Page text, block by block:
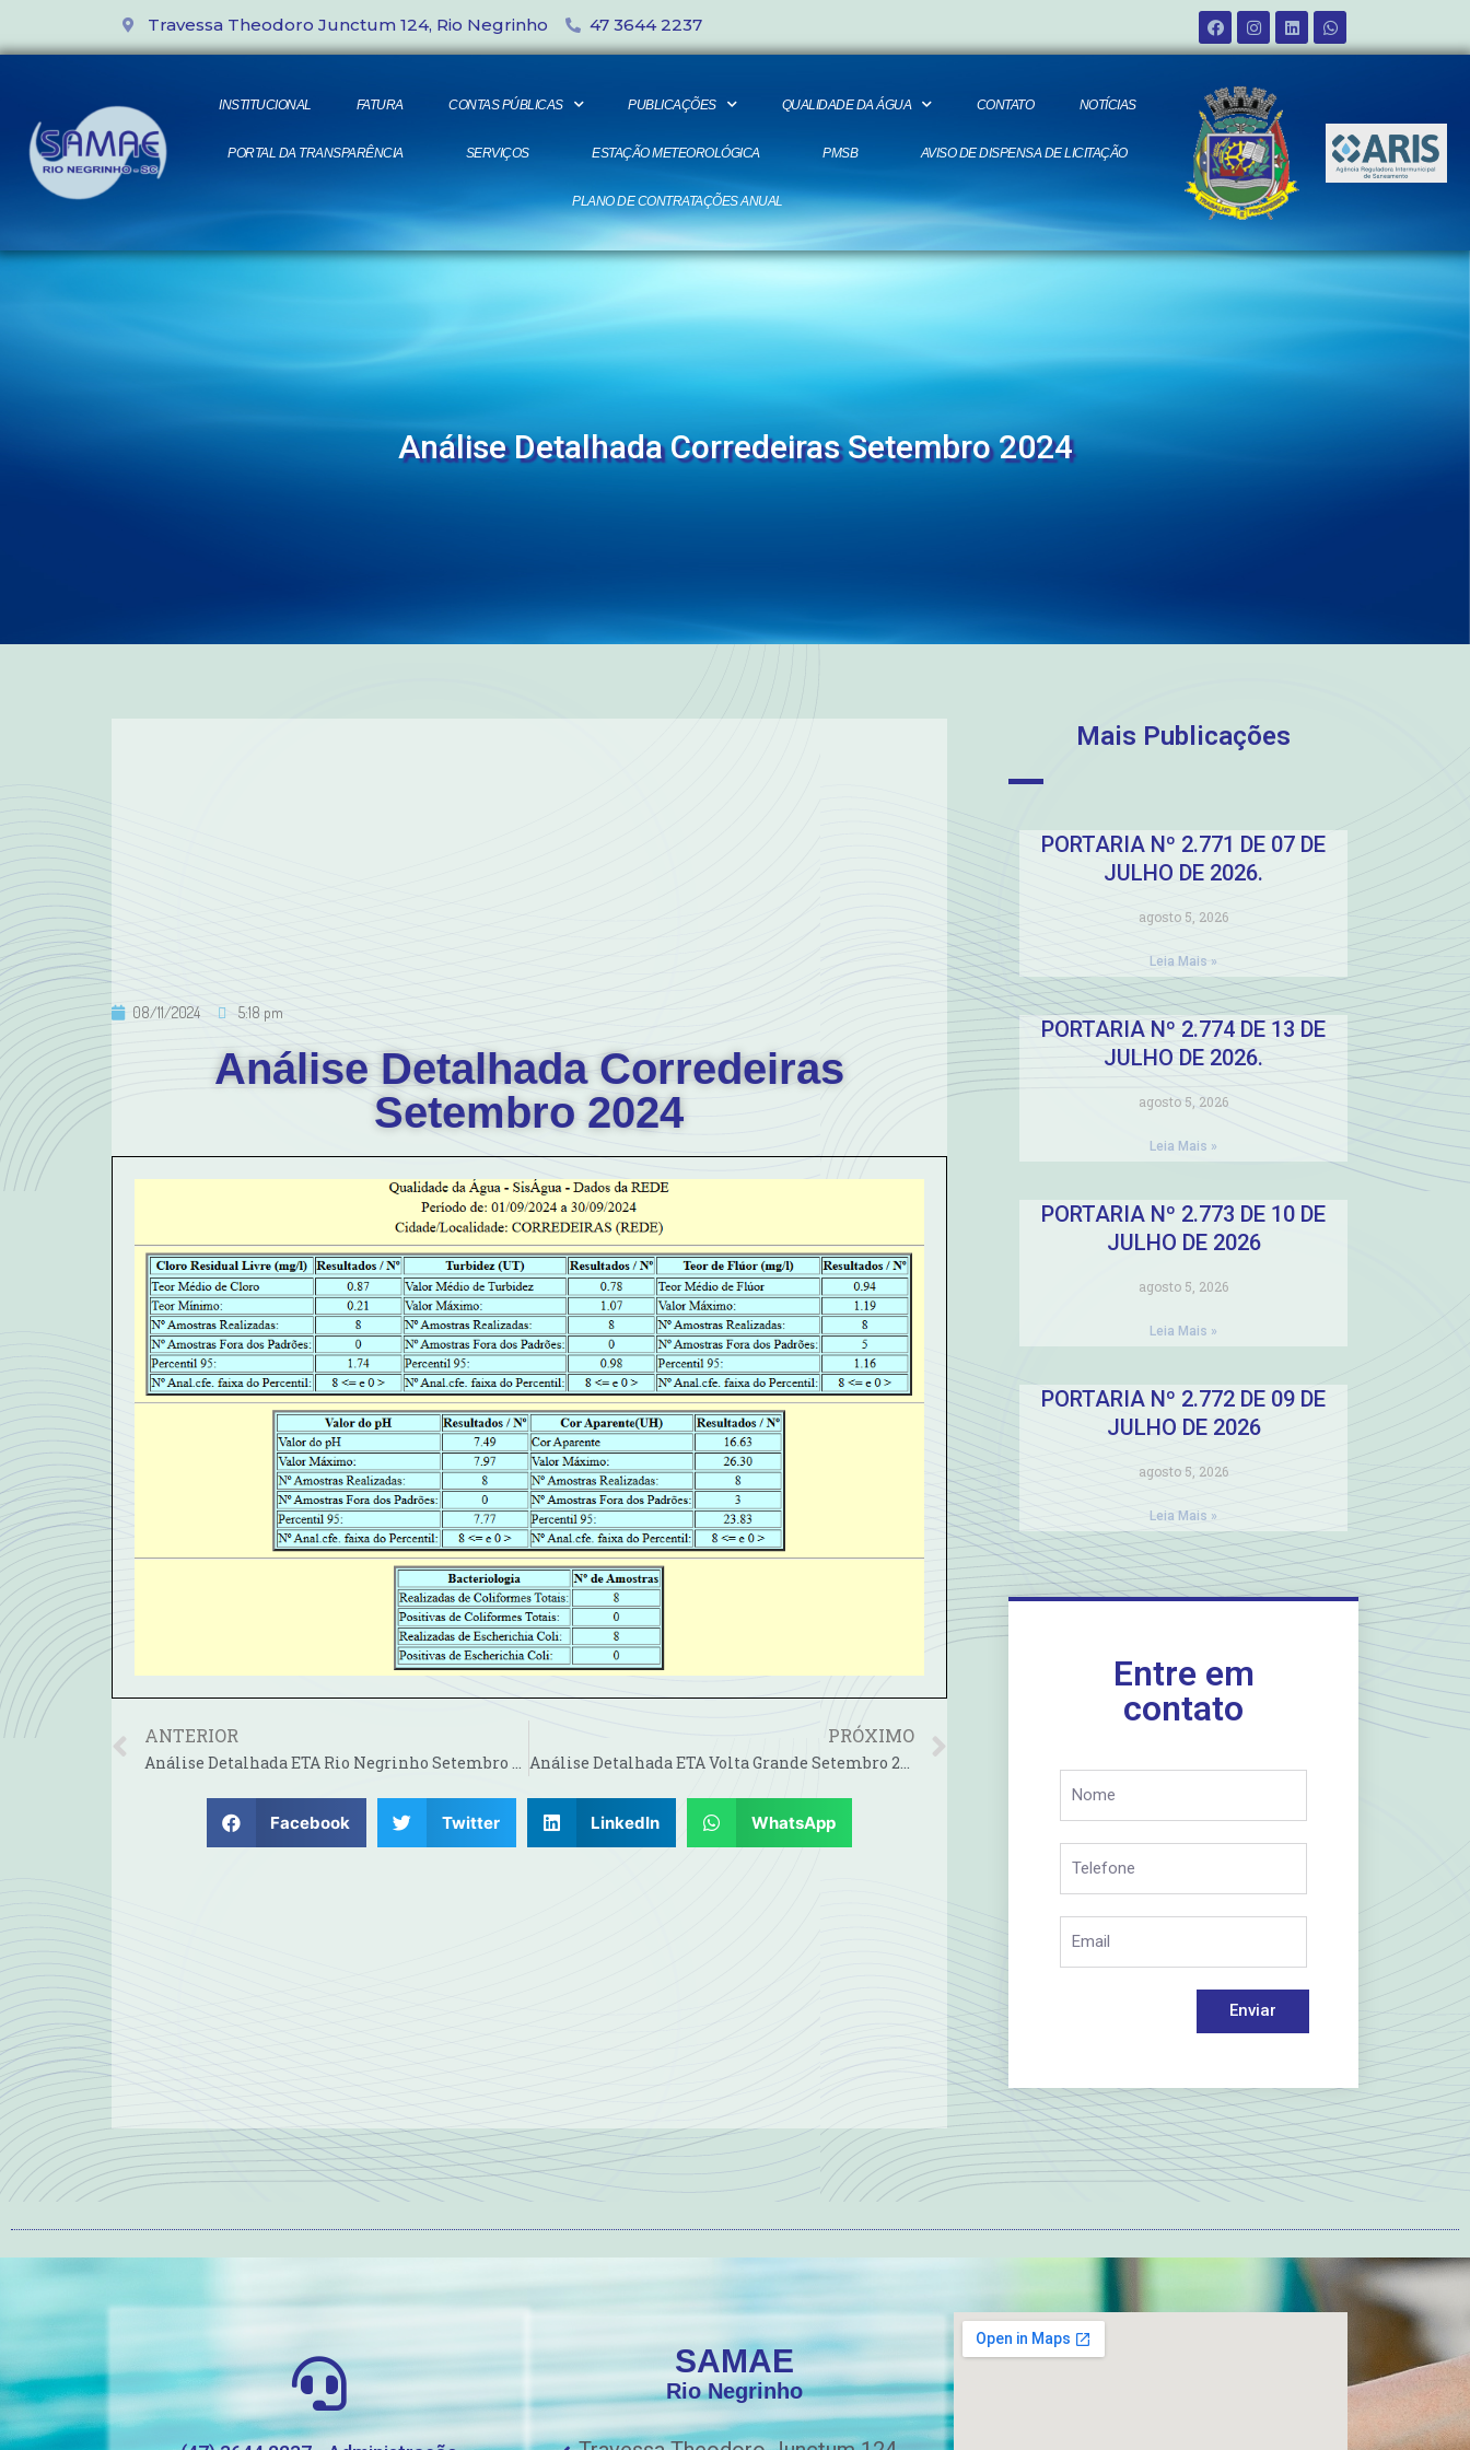
Travessa Theodoro Junctum 124, Rio Negrinho 47 3644 2237
INSTITUCIONAL FATURA CONTAS PÚBLICAS PUBLICAÇÕES QUALIDADE DA ÁGUA CONTATO NOTÍCIAS
PORTAL DA TRANSPARÊNCIA SERVIÇOS ESTAÇÃO METEOROLÓGICA PMSB AVISO DE DISPENSA DE LICITAÇÃO
PLANO DE CONTRATAÇÕES ANUAL
Análise Detalhada Corredeiras Setembro 2024
08/11/2024 5:18 pm
Análise Detalhada Corredeiras
Setembro 2024
ANTERIOR
Análise Detalhada ETA Rio Negrinho Setembro 2024
PRÓXIMO
Análise Detalhada ETA Volta Grande Setembro 2024
Facebook Twitter LinkedIn WhatsApp
Mais Publicações
PORTARIA Nº 2.771 DE 07 DE
JULHO DE 2026.
agosto 5, 2026
Leia Mais »
PORTARIA Nº 2.774 DE 13 DE
JULHO DE 2026.
agosto 5, 2026
Leia Mais »
PORTARIA Nº 2.773 DE 10 DE
JULHO DE 2026
agosto 5, 2026
Leia Mais »
PORTARIA Nº 2.772 DE 09 DE
JULHO DE 2026
agosto 5, 2026
Leia Mais »
Entre em
contato
Enviar
SAMAE
Rio Negrinho